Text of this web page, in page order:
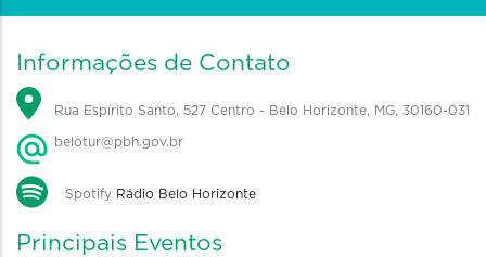
Informações de Contato
Rua Espírito Santo, 527 Centro - Belo Horizonte, MG, 30160-031
belotur@pbh.gov.br
Spotify Rádio Belo Horizonte
Principais Eventos